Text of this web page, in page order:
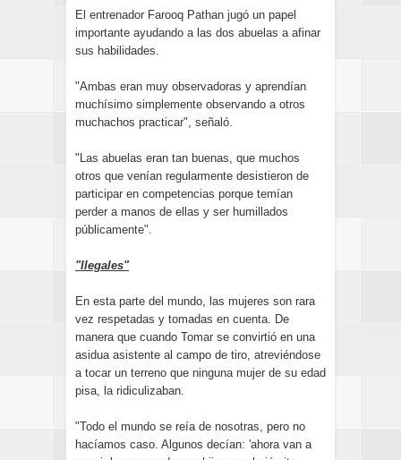
El entrenador Farooq Pathan jugó un papel
importante ayudando a las dos abuelas a afinar
sus habilidades.
"Ambas eran muy observadoras y aprendían
muchísimo simplemente observando a otros
muchachos practicar", señaló.
"Las abuelas eran tan buenas, que muchos
otros que venían regularmente desistieron de
participar en competencias porque temían
perder a manos de ellas y ser humillados
públicamente".
"Ilegales"
En esta parte del mundo, las mujeres son rara
vez respetadas y tomadas en cuenta. De
manera que cuando Tomar se convirtió en una
asidua asistente al campo de tiro, atreviéndose
a tocar un terreno que ninguna mujer de su edad
pisa, la ridiculizaban.
"Todo el mundo se reía de nosotras, pero no
hacíamos caso. Algunos decían: 'ahora van a